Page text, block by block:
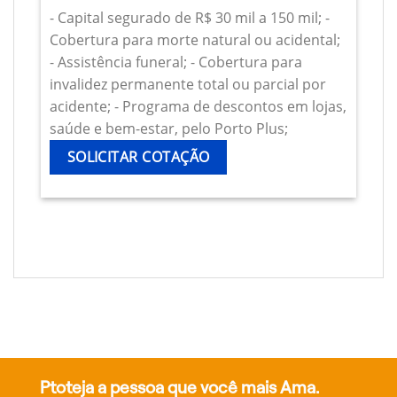
- Capital segurado de R$ 30 mil a 150 mil; -
Cobertura para morte natural ou acidental;
- Assistência funeral; - Cobertura para
invalidez permanente total ou parcial por
acidente; - Programa de descontos em lojas,
saúde e bem-estar, pelo Porto Plus;
SOLICITAR COTAÇÃO
Ptoteja a pessoa que você mais Ama.